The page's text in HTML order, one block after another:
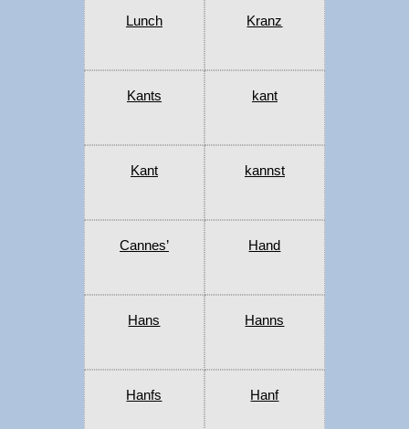
Lunch Kranz
Kants kant
Kant kannst
Cannes’ Hand
Hans Hanns
Hanfs Hanf